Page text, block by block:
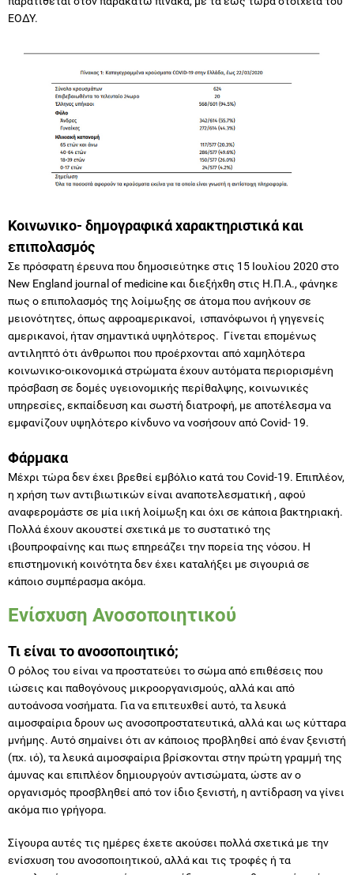
ΕΟΔΥ.
Κοινωνικο- δημογραφικά χαρακτηριστικά και
επιπολασμός
Σε πρόσφατη έρευνα που δημοσιεύτηκε στις 15 Ιουλίου 2020 στο
New England journal of medicine και διεξήχθη στις Η.Π.Α., φάνηκε
πως ο επιπολασμός της λοίμωξης σε άτομα που ανήκουν σε
μειονότητες, όπως αφροαμερικανοί, ισπανόφωνοι ή γηγενείς
αμερικανοί, ήταν σημαντικά υψηλότερος. Γίνεται επομένως
αντιληπτό ότι άνθρωποι που προέρχονται από χαμηλότερα
κοινωνικο-οικονομικά στρώματα έχουν αυτόματα περιορισμένη
πρόσβαση σε δομές υγειονομικής περίθαλψης, κοινωνικές
υπηρεσίες, εκπαίδευση και σωστή διατροφή, με αποτέλεσμα να
εμφανίζουν υψηλότερο κίνδυνο να νοσήσουν από Covid- 19.
Φάρμακα
Μέχρι τώρα δεν έχει βρεθεί εμβόλιο κατά του Covid-19. Επιπλέον,
η χρήση των αντιβιωτικών είναι αναποτελεσματική , αφού
αναφερομάστε σε μία ιική λοίμωξη και όχι σε κάποια βακτηριακή.
Πολλά έχουν ακουστεί σχετικά με το συστατικό της
ιβουπροφαίνης και πως επηρεάζει την πορεία της νόσου. Η
επιστημονική κοινότητα δεν έχει καταλήξει με σιγουριά σε
κάποιο συμπέρασμα ακόμα.
Ενίσχυση Ανοσοποιητικού
Τι είναι το ανοσοποιητικό;
Ο ρόλος του είναι να προστατεύει το σώμα από επιθέσεις που
ιώσεις και παθογόνους μικροοργανισμούς, αλλά και από
αυτοάνοσα νοσήματα. Για να επιτευχθεί αυτό, τα λευκά
αιμοσφαίρια δρουν ως ανοσοπροστατευτικά, αλλά και ως κύτταρα
μνήμης. Αυτό σημαίνει ότι αν κάποιος προβληθεί από έναν ξενιστή
(πχ. ιό), τα λευκά αιμοσφαίρια βρίσκονται στην πρώτη γραμμή της
άμυνας και επιπλέον δημιουργούν αντισώματα, ώστε αν ο
οργανισμός προσβληθεί από τον ίδιο ξενιστή, η αντίδραση να γίνει
ακόμα πιο γρήγορα.
Σίγουρα αυτές τις ημέρες έχετε ακούσει πολλά σχετικά με την
ενίσχυση του ανοσοποιητικού, αλλά και τις τροφές ή τα